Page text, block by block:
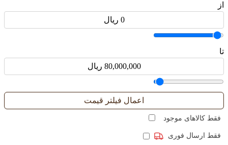
از
تا
اعمال فیلتر قیمت
فقط کالاهای موجود
فقط ارسال فوری